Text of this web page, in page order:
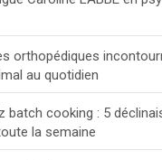
orthopédiques
au quotidien
batch cooking : 5
la semaine